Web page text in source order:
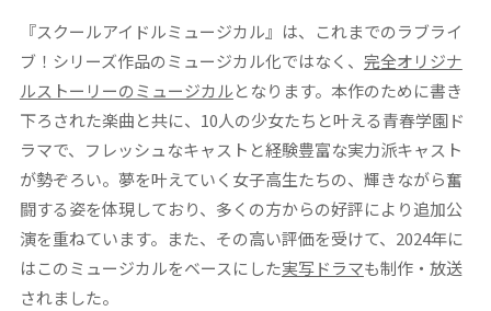
『スクールアイドルミュージカル』は、これまでのラブライ
ブ！シリーズ作品のミュージカル化ではなく、 完全オリジナ
ルストーリーのミュージカルとなります。本作のために書き
下ろされた楽曲と共に、10人の少女たちと叶える青春学園ド
ラマで、フレッシュなキャストと経験豊富な実力派キャスト
が勢ぞろい。夢を叶えていく女子高生たちの、輝きながら奮
闘する姿を体現しており、多くの方からの好評により追加公
演を重ねています。また、その高い評価を受けて、2024年に
はこのミュージカルをベースにした実写ドラマも制作・放送
されました。